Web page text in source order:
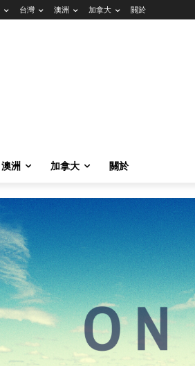
台灣 澳洲 加拿大 關於
澳洲 加拿大 關於